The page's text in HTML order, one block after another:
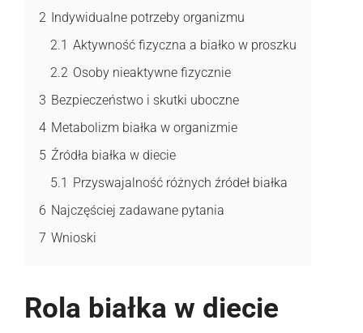
2 Indywidualne potrzeby organizmu
2.1 Aktywność fizyczna a białko w proszku
2.2 Osoby nieaktywne fizycznie
3 Bezpieczeństwo i skutki uboczne
4 Metabolizm białka w organizmie
5 Źródła białka w diecie
5.1 Przyswajalność różnych źródeł białka
6 Najczęściej zadawane pytania
7 Wnioski
Rola białka w diecie